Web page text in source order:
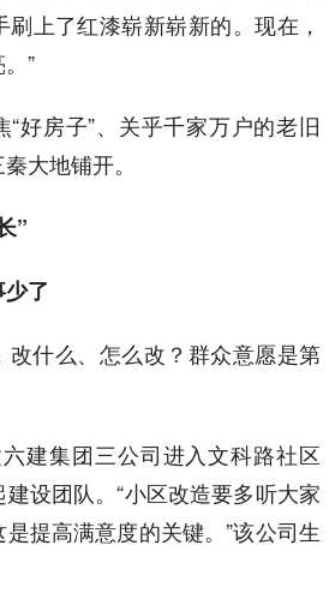
上了红漆崭新崭新的。现在，
”
“好房子”、关乎千家万户的老旧
大地铺开。
”
了
改什么、怎么改？群众意愿是第
建集团三公司进入文科路社区
设团队。“小区改造要多听大家
提高满意度的关键。”该公司生